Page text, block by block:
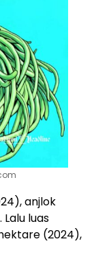
anjlok
luas
(2024),